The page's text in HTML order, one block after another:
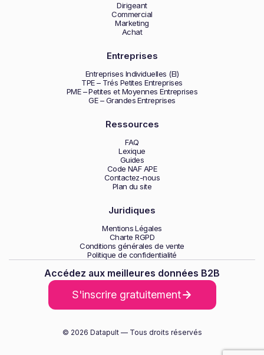
Dirigeant
Commercial
Marketing
Achat
Entreprises
Entreprises Individuelles (EI)
TPE – Trés Petites Entreprises
PME – Petites et Moyennes Entreprises
GE – Grandes Entreprises
Ressources
FAQ
Lexique
Guides
Code NAF APE
Contactez-nous
Plan du site
Juridiques
Mentions Légales
Charte RGPD
Conditions générales de vente
Politique de confidentialité
Accédez aux meilleures données B2B
S'inscrire gratuitement
© 2026 Datapult — Tous droits réservés